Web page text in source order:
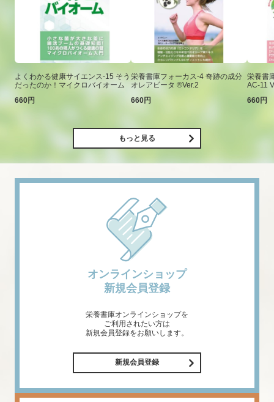
よくわかる健康サイエンス-15 そう
だったのか！マイクロバイオーム
660円
栄養書庫フォーカス-4 奇跡の成分
オレアビータ ®Ver.2
660円
栄養書
AC-11
660円
もっと見る
オンラインショップ
新規会員登録
栄養書庫オンラインショップを
ご利用されたい方は
新規会員登録をお願いします。
新規会員登録